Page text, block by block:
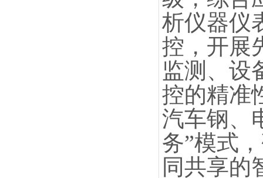
析仪器仪
控，开展
监测、设
控的精准
汽车钢、
务”模式
同共享的